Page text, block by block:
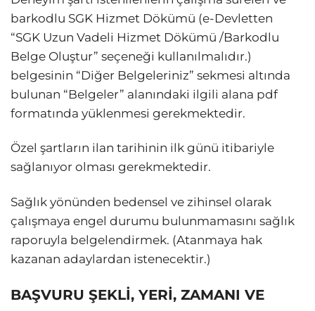
barkodlu SGK Hizmet Dökümü (e-Devletten
“SGK Uzun Vadeli Hizmet Dökümü /Barkodlu
Belge Oluştur” seçeneği kullanılmalıdır.)
belgesinin “Diğer Belgeleriniz” sekmesi altında
bulunan “Belgeler” alanındaki ilgili alana pdf
formatında yüklenmesi gerekmektedir.
Özel şartların ilan tarihinin ilk günü itibariyle
sağlanıyor olması gerekmektedir.
Sağlık yönünden bedensel ve zihinsel olarak
çalışmaya engel durumu bulunmamasını sağlık
raporuyla belgelendirmek. (Atanmaya hak
kazanan adaylardan istenecektir.)
BAŞVURU ŞEKLİ, YERİ, ZAMANI VE